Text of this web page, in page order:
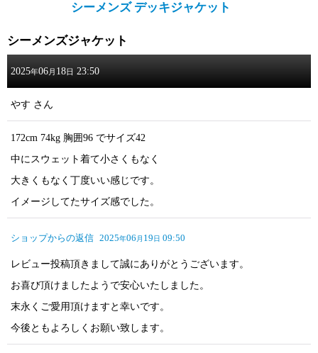
シーメンズ デッキジャケット
シーメンズジャケット
2025年06月 18日 23:50
やす さん
172cm 74kg 胸囲96 でサイズ42
中にスウェット着て小さくもなく
大きくもなく丁度いい感じです。
イメージしてたサイズ感でした。
ショップからの返信 2025年06 月 19日 09:50
レビュー投稿頂きまして誠にありがとうございます。
お喜び頂けましたようで安心いたしました。
末永くご愛用頂けますと幸いです。
今後ともよろしくお願い致します。